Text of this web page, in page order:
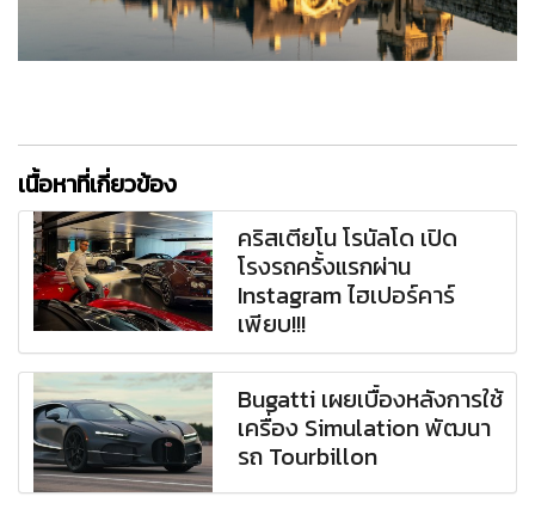
เนื้อหาที่เกี่ยวข้อง
คริสเตียโน โรนัลโด เปิด
โรงรถครั้งแรกผ่าน
Instagram ไฮเปอร์คาร์
เพียบ!!!
Bugatti เผยเบื้องหลังการใช้
เครื่อง Simulation พัฒนา
รถ Tourbillon